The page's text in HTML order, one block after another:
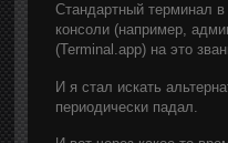
Стандартный терминал
консоли (например,
(Terminal.app) на это
И я стал искать
периодически падал.